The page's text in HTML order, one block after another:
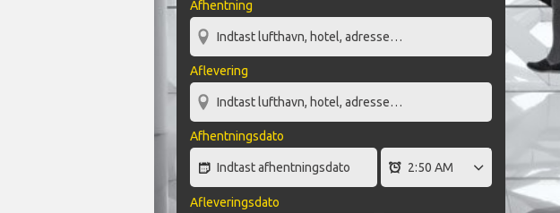
Afhentning
Aflevering
Afhentningsdato
Afleveringsdato